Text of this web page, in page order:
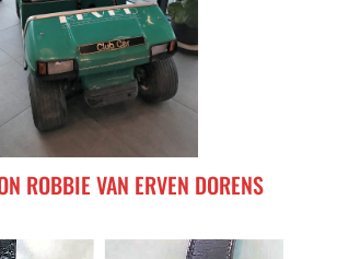
ROBBIE VAN ERVEN DORENS